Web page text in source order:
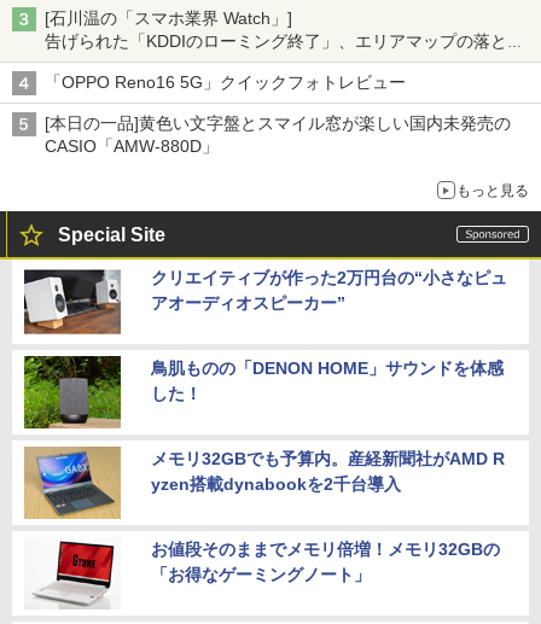
[石川温の「スマホ業界 Watch」]
告げられた「KDDIのローミング終了」、エリアマップの落とし
穴と楽天モバイルの課題
「OPPO Reno16 5G」クイックフォトレビュー
[本日の一品]黄色い文字盤とスマイル窓が楽しい国内未発売の
CASIO「AMW-880D」
もっと見る
Special Site
クリエイティブが作った2万円台の“小さなピュ
アオーディオスピーカー”
鳥肌ものの「DENON HOME」サウンドを体感
した！
メモリ32GBでも予算内。産経新聞社がAMD R
yzen搭載dynabookを2千台導入
お値段そのままでメモリ倍増！メモリ32GBの
「お得なゲーミングノート」